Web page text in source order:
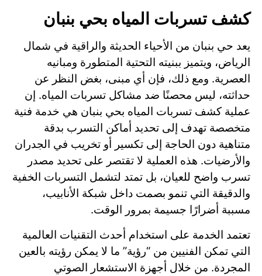
كشف تسربات المياه بحي بنبان
يعد حي بنبان من الأحياء الحديثة والراقية في شمال
الرياض، ويتميز ببنيته التحتية المتطورة ومبانيه
العصرية. ومع ذلك، فإن أي مبنى، بغض النظر عن
حداثته، ليس محصنًا ضد مشاكل تسربات المياه. إن
عملية كشف تسربات المياه بحي بنبان هي خدمة فنية
متخصصة تهدف إلى تحديد أماكن التسرب بدقة
متناهية دون الحاجة إلى تكسير أو تخريب في الجدران
والأرضيات. هذه العملية لا تقتصر على تحديد مصدر
تسرب واضح للعيان، بل تمتد لتشمل التسربات الخفية
والدقيقة التي تنمو بصمت داخل شبكة الأنابيب،
مسببة أضرارًا جسيمة بمرور الوقت.
تعتمد الخدمة على استخدام أحدث التقنيات العالمية
التي تمكن الفنيين من “رؤية” ما لا يمكن رؤيته بالعين
المجردة. من خلال أجهزة الاستشعار الصوتي